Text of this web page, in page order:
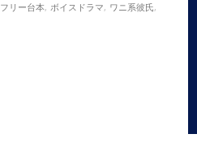
フリー台本, ボイスドラマ, ワニ系彼氏,